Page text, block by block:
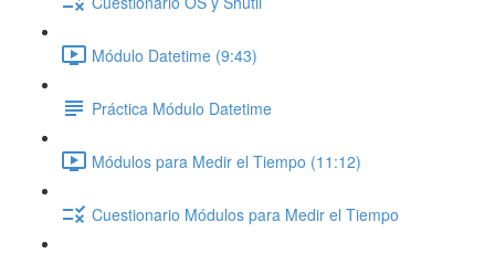
Módulo Datetime (9:43)
Práctica Módulo Datetime
Módulos para Medir el Tiempo (11:12)
Cuestionario Módulos para Medir el Tiempo